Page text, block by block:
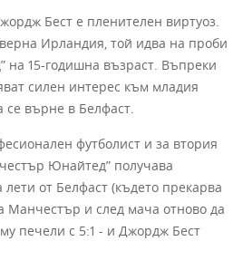
Бест е пленителен виртуоз.
Ирландия, той идва на проби
на 15-годишна възраст. Въпреки
силен интерес към младия
върне в Белфаст.
футболист и за втория
Юнайтед” получава
от Белфаст (където прекарва
Манчестър и след мача отново да
печели с 5:1 - и Джордж Бест